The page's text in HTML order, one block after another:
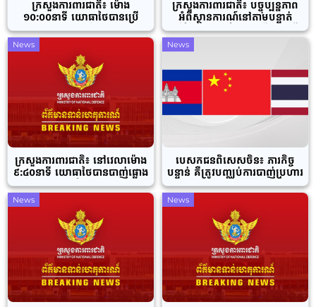
ក្រសួងការពារជាតិ៖ ម៉ោង
១០:០០នាទី យោធាថៃបានប្រើ
ប្រាស់យន្តហោះចម្បាំងប្រភេទ (T-
50) ទម្លាក់គ្រាប់បែកចំនួន ៤គ្រាប់
ចូលក្នុងភូមិដែលមានប្រជាជនកំពុង
រស់នៅ ចូលជ្រៅក្នុងដែន
អធិបតេយ្យកម្ពុជា ស្ថិតក្នុង
ភូមិសាស្ត្រស្រុកបាណន់ ខេត្តបាត់
ដំបង
ក្រសួងការពារជាតិ៖ បច្ចុប្បន្នភាព
អំពីស្ថានការណ៍នៅតាមបន្ទាត់
ព្រំដែនកម្ពុជា-ថៃ ពាក់ព័ន្ធករណី
យោធាថៃបន្តការបាញ់ប្រហារ
News
ក្រសួងការពារជាតិ៖ នៅវេលាម៉ោង
៩:៤០នាទី យោធាថៃបានបាញ់ផ្លោង
ចំនួន ១គ្រាប់ ដែលបណ្តាលឱ្យ
ប្រជាពលរដ្ឋរងរបួសចំនួន ២នាក់
ក្នុងភូមិសាស្ត្រកូនត្រី ស្រុកអូរជ្រៅ
ជិតផ្លូវជាតិលេខ៥ ខេត្តបន្ទាយ
មានជ័យ
News
បេសកជនពិសេសចិន៖ ភារកិច្ច
បន្ទាន់ គឺត្រូវបញ្ឈប់ការបាញ់ប្រហារ
គ្នាឱ្យបានឆាប់រវាងកម្ពុជា-ថៃ
ដោយចាប់ផ្តើមសន្ទនាឡើងវិញ និង
ដោះស្រាយជម្លោះព្រំដែនដោយសន្តិ
វិធី
News News